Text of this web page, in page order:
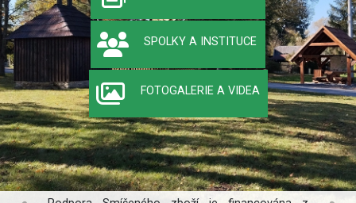
SPOLKY A INSTITUCE
FOTOGALERIE A VIDEA